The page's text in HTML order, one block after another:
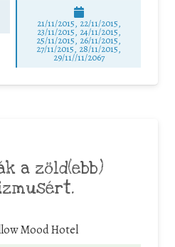
21/11/2015, 22/11/2015,
23/11/2015, 24/11/2015,
25/11/2015, 26/11/2015,
27/11/2015, 28/11/2015,
29/11//11/2067
a zöld(ebb)
Mood Hotel